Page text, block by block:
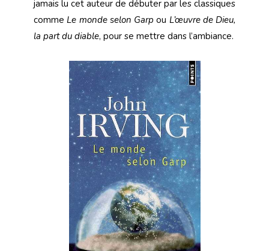
jamais lu cet auteur de débuter par les classiques
commeLe monde selon Garp ou L’œuvre de Dieu,
la part du diable, pour se mettre dans l’ambiance.